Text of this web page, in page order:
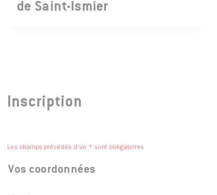
de Saint-Ismier
Inscription
Les champs précédés d'un * sont obligatoires
Vos coordonnées